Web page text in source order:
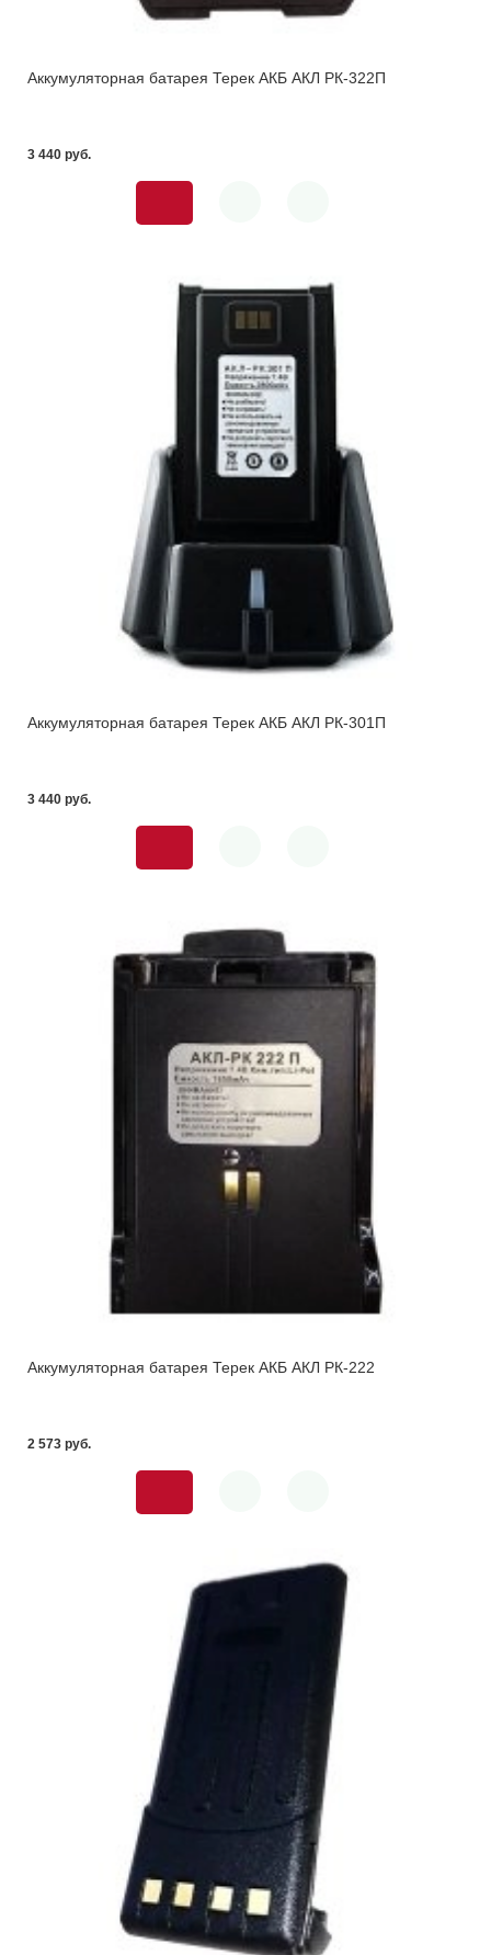
Аккумуляторная батарея Терек АКБ АКЛ РК-322П
3 440 pуб.
Аккумуляторная батарея Терек АКБ АКЛ РК-301П
3 440 pуб.
Аккумуляторная батарея Терек АКБ АКЛ РК-222
2 573 pуб.